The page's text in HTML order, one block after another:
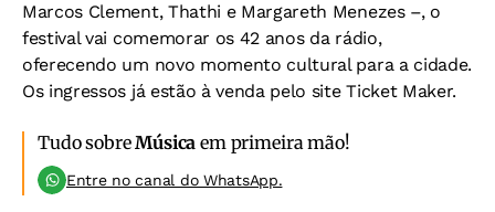
Marcos Clement, Thathi e Margareth Menezes –, o
festival vai comemorar os 42 anos da rádio,
oferecendo um novo momento cultural para a cidade.
Os ingressos já estão à venda pelo site Ticket Maker.
Tudo sobreMúsica em primeira mão!
Entre no canal do WhatsApp.